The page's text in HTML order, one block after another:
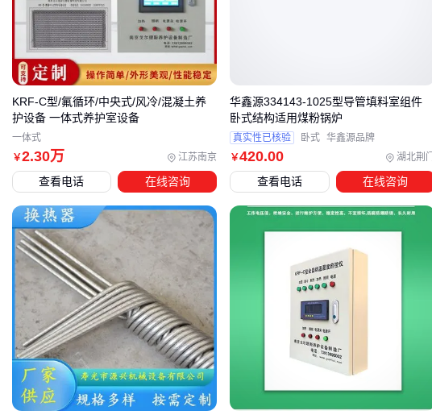
烈振动的工况应优先考虑带自补偿结构的型号。
维护便利性常被低估：可快速拆卸的压盖设计能减少停机时
间，这对连续生产线尤为重要。
三、如何根据工况选择填料密封室的子类型？
填料密封室的选型核心在于匹配实际工况需求。不同子类型在
压力耐受、温度范围、介质兼容性上存在明显差异，错误选择
可能导致密封失效或维护成本激增。以下是三种典型场景的选
型逻辑：
高压场景：需优先考虑金属加强结构或石墨复合材料的
室
，其层压设计能分散机械应力
腐蚀性介质：耐腐蚀密封室
采用哈氏合金内衬，避免化学
侵蚀导致的密封件脆化
低温环境：步入式低温密封室
需特殊弹性体填料，防止材
料冷脆引发的泄漏风险
旋转设备密封 的选型常被忽视动态适配性。例如泵填料密封
￥2.30万 江苏南京
KRF-C型/氟循环/中央式/风冷/混凝土养
护设备 一体式养护室设备
一体式
查看电话 在线咨询
￥420.00 湖北荆
华鑫源334143-1025型导管填料室组件
卧式结构适用煤粉锅炉
真实性已核验 卧式 华鑫源品牌
查看电话 在线咨询